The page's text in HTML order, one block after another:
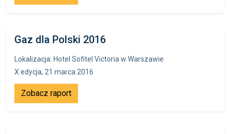
Gaz dla Polski 2016
Lokalizacja: Hotel Sofitel Victoria w Warszawie
X edycja, 21 marca 2016
Zobacz raport